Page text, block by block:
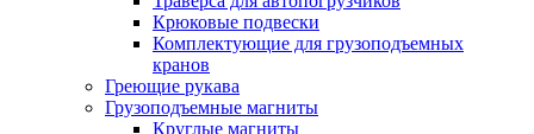
Крюковые подвески
Комплектующие для грузоподъемных
кранов
Греющие рукава
Грузоподъемные магниты
Круглые магниты